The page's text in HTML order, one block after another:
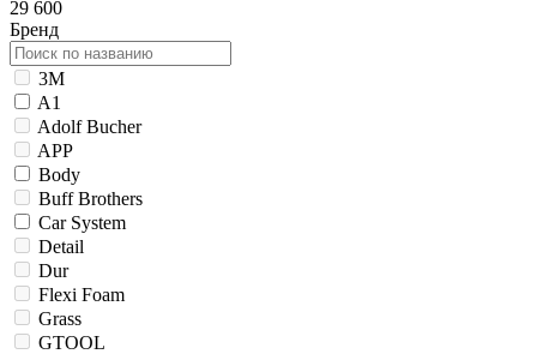
29 600
Бренд
3M
A1
Adolf Bucher
APP
Body
Buff Brothers
Car System
Detail
Dur
Flexi Foam
Grass
GTOOL